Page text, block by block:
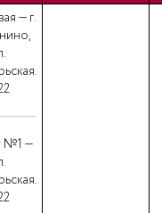
— г.
№1 —